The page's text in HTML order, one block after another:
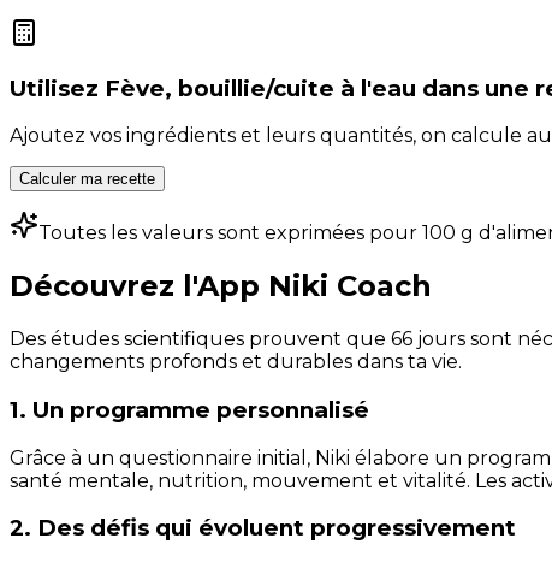
Utilisez Fève, bouillie/cuite à l'eau dans une
Ajoutez vos ingrédients et leurs quantités, on calcule
Calculer ma recette
Toutes les valeurs sont exprimées pour 100 g
Découvrez l'App Niki Coach
Des études scientifiques prouvent que 66 jours sont
changements profonds et durables dans ta vie.
1. Un programme personnalisé
Grâce à un questionnaire initial, Niki élabore un
santé mentale, nutrition, mouvement et vitalité. Les
2. Des défis qui évoluent progressivement